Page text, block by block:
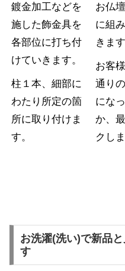
鍍金加工などを
施した飾金具を
各部位に打ち付
けていきます。
柱１本、細部に
わたり所定の箇
所に取り付けま
す。
お仏
に組
きます
お客
通り
にな
か、
クしま
お洗濯(洗い)で新品
す